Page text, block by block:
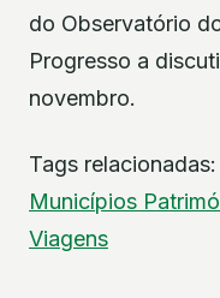
do Observatório
Progresso a
novembro.
Tags relacionadas:
Municípios
Viagens